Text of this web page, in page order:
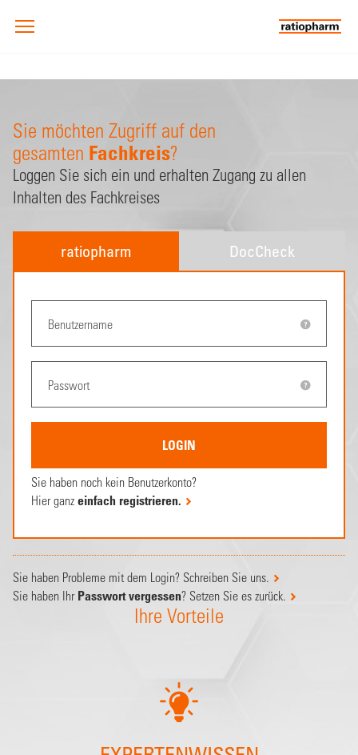
Ihre Vorteile
Sie möchten Zugriff auf den
gesamten Fachkreis?
Loggen Sie sich ein und erhalten Zugang zu allen
Inhalten des Fachkreises
ratiopharm DocCheck
Sie haben noch kein Benutzerkonto?
Hier ganz einfach registrieren.
Sie haben Probleme mit dem Login? Schreiben Sie uns.
Sie haben Ihr Passwort vergessen? Setzen Sie es zurück.